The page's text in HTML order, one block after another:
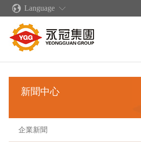
 Language
集團簡介
集團大事紀
企業新聞
企業文化
數位化發展規劃
再生能源類產品
注塑機類產品
永續報告書
人權政策
財務資訊
股東服務
招聘職位
薪酬福利
鑄造設備
焊接設備
新聞中心
企業新聞